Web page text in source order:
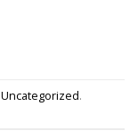
Uncategorized.